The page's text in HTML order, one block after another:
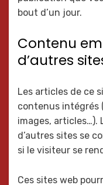
bout d’un jour.
Contenu
d’autres
Les articles de ce
contenus intégrés
images, articles…).
d’autres sites se
si le visiteur se
Ces sites web